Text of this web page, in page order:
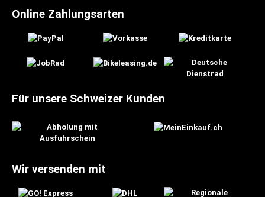
Online Zahlungsarten
Für unsere Schweizer Kunden
Wir versenden mit